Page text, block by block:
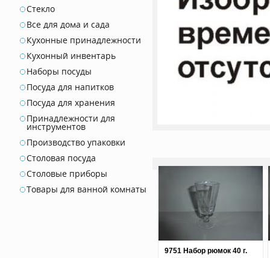
Стекло
Все для дома и сада
Кухонные принадлежности
Кухонный инвентарь
Наборы посуды
Посуда для напитков
Посуда для хранения
Принадлежности для
инструментов
Производство упаковки
Столовая посуда
Столовые приборы
Товары для ванной комнаты
9751 Набор рюмок 40 г.